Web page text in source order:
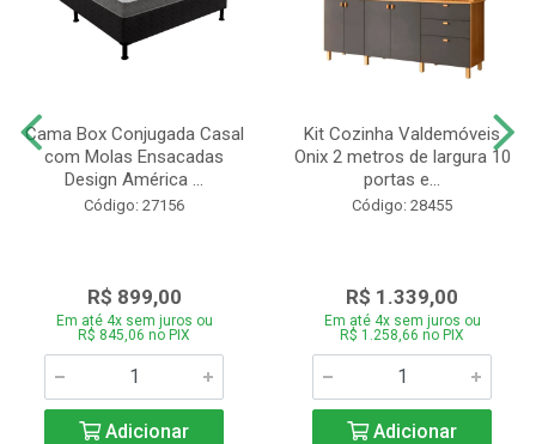
Cama Box Conjugada Casal
com Molas Ensacadas
Design América ...
Código: 27156
R$ 899,00
Em até 4x sem juros ou
R$ 845,06 no PIX
Adicionar
Kit Cozinha Valdemóveis
Onix 2 metros de largura 10
portas e...
Código: 28455
R$ 1.339,00
Em até 4x sem juros ou
R$ 1.258,66 no PIX
Adicionar